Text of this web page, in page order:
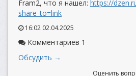
Fram2, что я нашел: https://
share_to=link
16:02 02.04.2025
Комментариев 1
Обсудить →
Оценить